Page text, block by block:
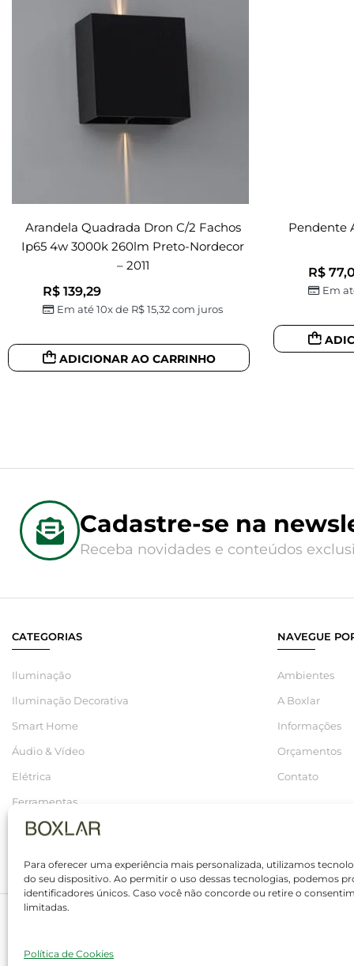
Para oferecer uma experiência mais personalizada, utilizamos
do seu dispositivo. Ao permitir o uso dessas tecnologias, podemos
identificadores únicos. Caso você não concorde ou retire o
limitadas.
Política de Cookies
Arandela Quadrada Dron C/2 Fachos
Ip65 4w 3000k 260lm Preto-Nordecor
– 2011
R$139,29
Em até 10x de R$15,32com juros
ADICIONAR AO CARRINHO
Pendente
R$
Em
Cadastre-se na
Receba novidades e conteúdos
CATEGORIAS
Iluminação
Iluminação Decorativa
Smart Home
Áudio & Vídeo
Elétrica
Ferramentas
Hidráulica
NAVEGUE
Ambientes
A Boxlar
Informações
Orçamentos
Contato